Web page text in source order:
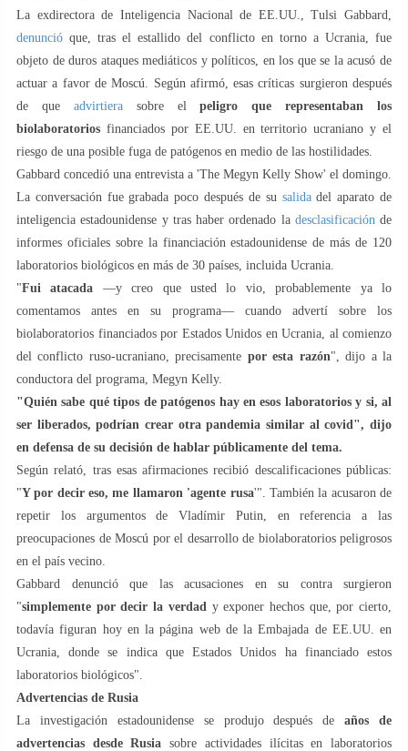
La exdirectora de Inteligencia Nacional de EE.UU., Tulsi Gabbard,
denunció que, tras el estallido del conflicto en torno a Ucrania, fue
objeto de duros ataques mediáticos y políticos, en los que se la acusó de
actuar a favor de Moscú. Según afirmó, esas críticas surgieron después
de que advirtierasobre elpeligro que representaban los
biolaboratorios financiados por EE.UU. en territorio ucraniano y el
riesgo de una posible fuga de patógenos en medio de las hostilidades.
Gabbard concedió una entrevista a 'The Megyn Kelly Show' el domingo.
La conversación fue grabada poco después de su salidadel aparato de
inteligencia estadounidense y tras haber ordenado la desclasificación de
informes oficiales sobre la financiación estadounidense de más de 120
laboratorios biológicos en más de 30 países, incluida Ucrania.
"Fui atacada —y creo que usted lo vio, probablemente ya lo
comentamos antes en su programa— cuando advertí sobre los
biolaboratorios financiados por Estados Unidos en Ucrania, al comienzo
del conflicto ruso-ucraniano, precisamente por esta razón", dijo a la
conductora del programa, Megyn Kelly.
"Quién sabe qué tipos de patógenos hay en esos laboratorios y si, al
ser liberados, podrían crear otra pandemia similar al covid", dijo
en defensa de su decisión de hablar públicamente del tema.
Según relató, tras esas afirmaciones recibió descalificaciones públicas:
"Y por decir eso, me llamaron 'agente rusa'". También la acusaron de
repetir los argumentos de Vladímir Putin, en referencia a las
preocupaciones de Moscú por el desarrollo de biolaboratorios peligrosos
en el país vecino.
Gabbard denunció que las acusaciones en su contra surgieron
"simplemente por decir la verdad y exponer hechos que, por cierto,
todavía figuran hoy en la página web de la Embajada de EE.UU. en
Ucrania, donde se indica que Estados Unidos ha financiado estos
laboratorios biológicos".
Advertencias de Rusia
La investigación estadounidense se produjo después deaños de
advertencias desde Rusia sobre actividades ilícitas en laboratorios